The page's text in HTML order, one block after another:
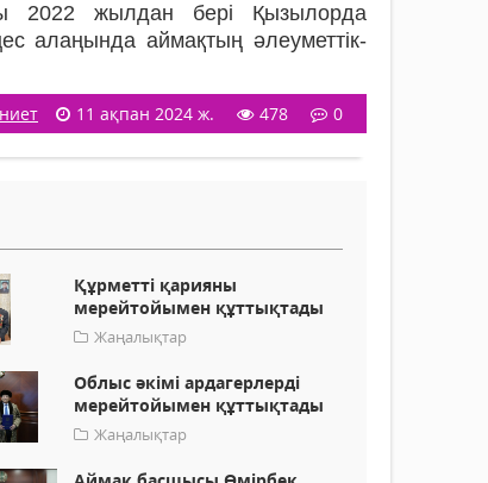
2022 жылдан бері Қызылорда
алаңында аймақтың әлеуметтік-
11 ақпан 2024 ж. 478 0
Құрметті қарияны
мерейтойымен құттықтады
Жаңалықтар
Облыс әкімі ардагерлерді
мерейтойымен құттықтады
Жаңалықтар